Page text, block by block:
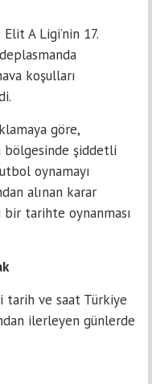
Elit A Ligi’nin 17.
koşulları
göre,
bölgesinde şiddetli
oynamayı
alınan karar
bir tarihte oynanması
tarih ve saat Türkiye
ilerleyen günlerde